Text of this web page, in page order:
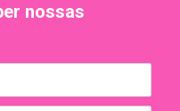
nossas